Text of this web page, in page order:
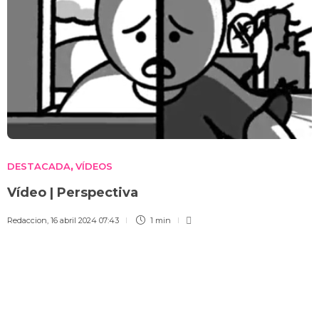
DESTACADA, VÍDEOS
Vídeo | Perspectiva
Redaccion, 16 abril 2024 07:43 1 min